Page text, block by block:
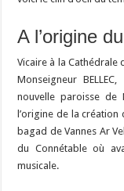
A l’origine
Vicaire à la Cathédrale
Monseigneur
nouvelle paroisse de
l’origine de la création
bagad de Vannes Ar
du Connétable où
musicale.